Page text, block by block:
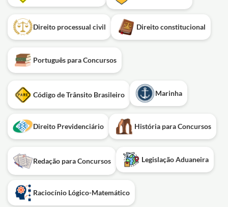
Direito processual civil Direito constitucional
Português para Concursos
Código de Trânsito Brasileiro Marinha
Direito Previdenciário História para Concursos
Redação para Concursos Legislação Aduaneira
Raciocínio Lógico-Matemático